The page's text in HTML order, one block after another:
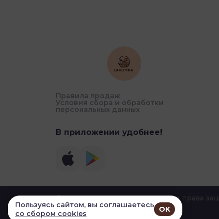
Правила продаж
Условия сбора и обработки
персональных данных
В приложении удобнее!
© 2026, УДАЛЕНИЕ Лакомка. Все права
Пользуясь сайтом, вы соглашаетесь
со сбором cookies
OK